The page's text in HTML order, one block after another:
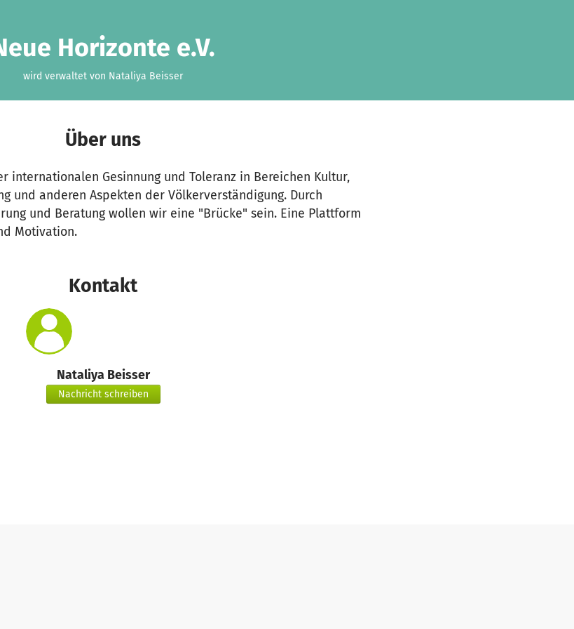
Horizonte e.V.
wird verwaltet von Nataliya Beisser
Über uns
internationalen Gesinnung und Toleranz in Bereichen Kultur,
und anderen Aspekten der Völkerverständigung. Durch
und Beratung wollen wir eine "Brücke" sein. Eine Plattform
Motivation.
Kontakt
Nataliya Beisser
Nachricht schreiben